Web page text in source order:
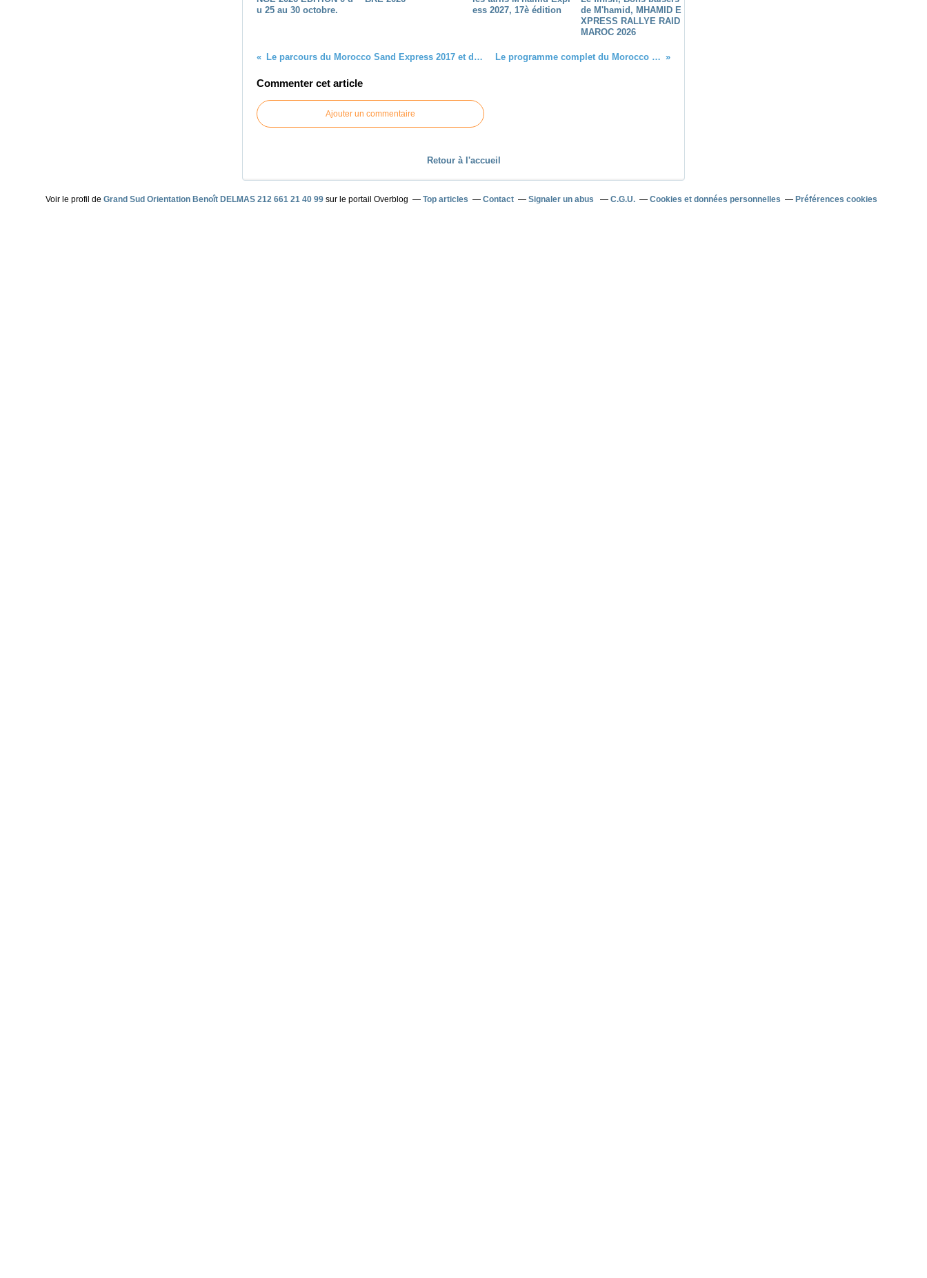
u 25 au 30 octobre.
ess 2027, 17è édition
de M'hamid, MHAMID E
XPRESS RALLYE RAID
MAROC 2026
Le parcours du Morocco Sand Express 2017 et des solutions de transport Le programme complet du Morocco Sand Express 2017
Commenter cet article
Ajouter un commentaire
Retour à l'accueil
Voir le profil de Grand Sud Orientation Benoît DELMAS 212 661 21 40 99 sur le portail Overblog Top articles Contact Signaler un abus C.G.U. Cookies et données personnelles Préférences cookies